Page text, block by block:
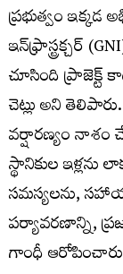
ప్రభుత్వం ఇక్కడ
ఇన్‌ఫ్రాస్ట్రక్చర్
చూసింది ప్రాజెక్ట్
చెట్లు అని
వర్షారణ్యం నాశం
స్థానికుల ఇళ్లను
సమస్యలను,
పర్యావరణాన్ని,
గాంధీ